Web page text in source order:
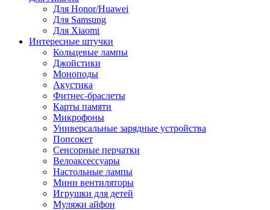
Для Honor/Huawei
Для Samsung
Для Xiaomi
Интересные штучки
Кольцевые лампы
Джойстики
Моноподы
Акустика
Фитнес-браслеты
Карты памяти
Микрофоны
Универсальные зарядные устройства
Попсокет
Сенсорные перчатки
Велоаксессуары
Настольные лампы
Мини вентиляторы
Игрушки для детей
Муляжи айфон